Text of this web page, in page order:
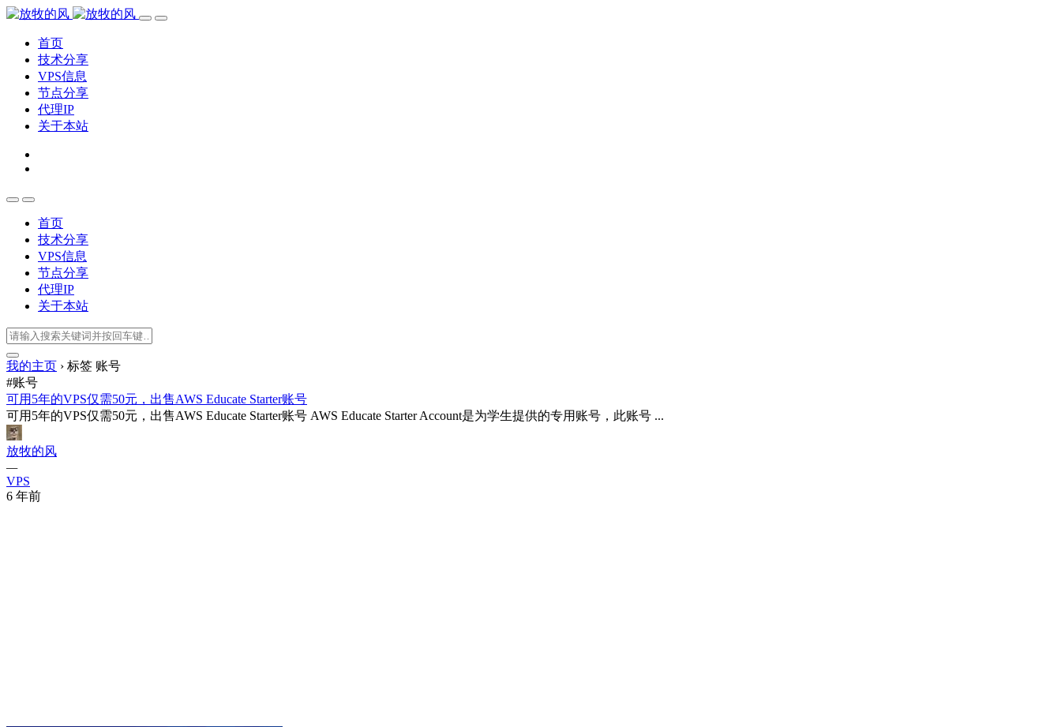
首页
技术分享
VPS信息
节点分享
代理IP
关于本站
首页
技术分享
VPS信息
节点分享
代理IP
关于本站
我的主页 › 标签 账号
#账号
可用5年的VPS仅需50元，出售AWS Educate Starter账号
可用5年的VPS仅需50元，出售AWS Educate Starter账号 AWS Educate Starter Account是为学生提供的专用账号，此账号 ...
放牧的风
—
VPS
6 年前